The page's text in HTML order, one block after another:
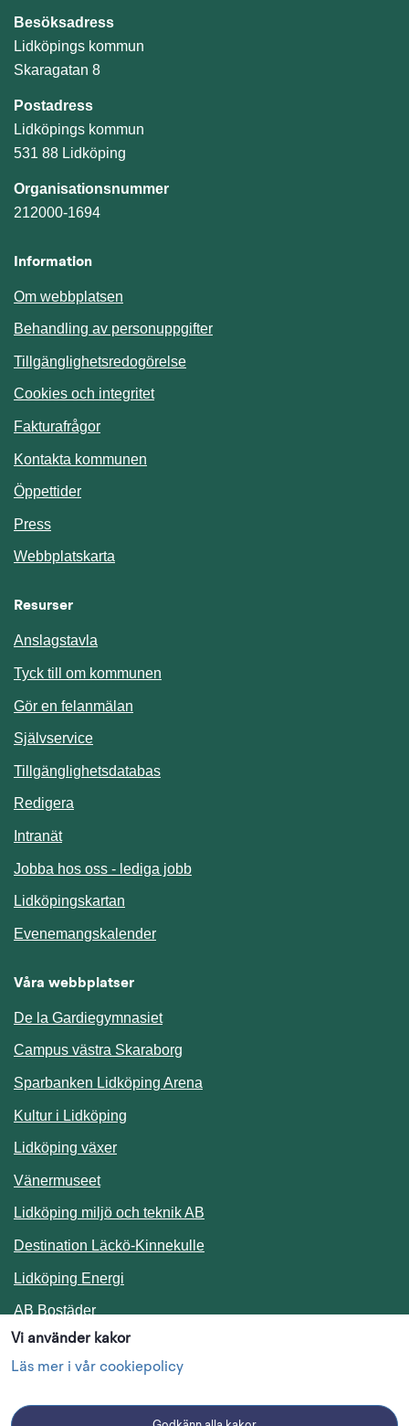
Vi använder kakor
Läs mer i vår cookiepolicy
Besöksadress
Lidköpings kommun
Skaragatan 8
Postadress
Lidköpings kommun
531 88 Lidköping
Organisationsnummer
212000-1694
Information
Om webbplatsen
Behandling av personuppgifter
Tillgänglighetsredogörelse
Cookies och integritet
Fakturafrågor
Kontakta kommunen
Öppettider
Press
Webbplatskarta
Resurser
Anslagstavla
Tyck till om kommunen
Gör en felanmälan
SjälvserviceLänk till annan webbplats.
TillgänglighetsdatabasLänk till annan webbplats.
Redigera
IntranätLänk till annan webbplats.
Jobba hos oss - lediga jobb
Lidköpingskartan
EvenemangskalenderLänk till annan webbplats.
Våra webbplatser
De la Gardiegymnasiet
Campus västra Skaraborg
Sparbanken Lidköping Arena
Kultur i Lidköping
Lidköping växer
Vänermuseet
Lidköping miljö och teknik AB
Destination Läckö-KinnekulleLänk till annan webbplats.
Lidköping Energi
AB BostäderLänk till annan webbplats.
Följ oss i sociala medier